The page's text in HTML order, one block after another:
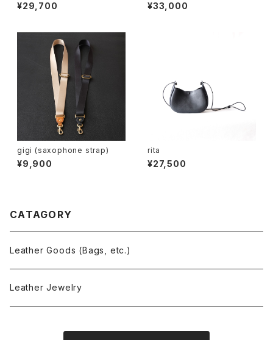
¥29,700 ¥33,000
gigi (saxophone strap)
¥9,900
rita
¥27,500
CATAGORY
Leather Goods (Bags, etc.)
Leather Jewelry